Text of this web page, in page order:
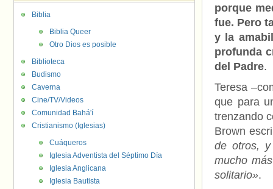
porque
fue. Pero
y la
profunda
del Padre.
Teresa
que para
trenzando
Brown
de otros,
mucho
solitario».
Biblia
Biblia Queer
Otro Dios es posible
Biblioteca
Budismo
Caverna
Cine/TV/Videos
Comunidad Bahá'í
Cristianismo (Iglesias)
Cuáqueros
Iglesia Adventista del Séptimo Día
Iglesia Anglicana
Iglesia Bautista